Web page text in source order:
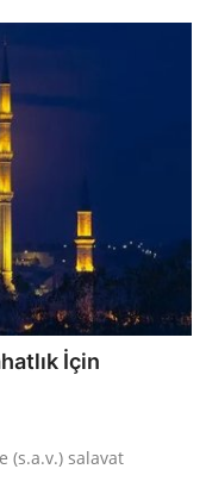
İçin
(s.a.v.) salavat